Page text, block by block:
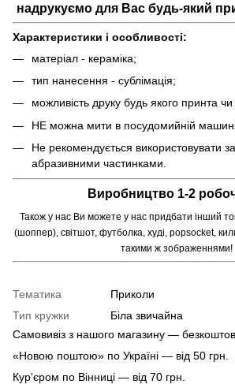
надрукуємо для Вас будь-який
Характеристики і особливості:
матеріал - кераміка;
тип нанесення - сублімація;
можливість друку будь якого принта
НЕ можна мити в посудомийній
Не рекомендується використовувати
абразивними частинками.
Виробництво 1-2
Також у нас Ви можете у нас придбати інший
(шоппер), світшот, футболка, худі, popsocket,
такими ж зображеннями!
Тематика
Приколи
Тип кружки
Біла звичайна
Самовивіз з нашого магазину —
«Новою поштою» по Україні — від 50 грн.
Кур'єром по Вінниці — від 70 грн.